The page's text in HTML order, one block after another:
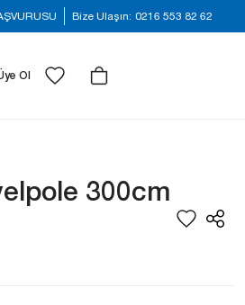
Bize Ulaşın: 0216 553 82 62
Ol
300cm